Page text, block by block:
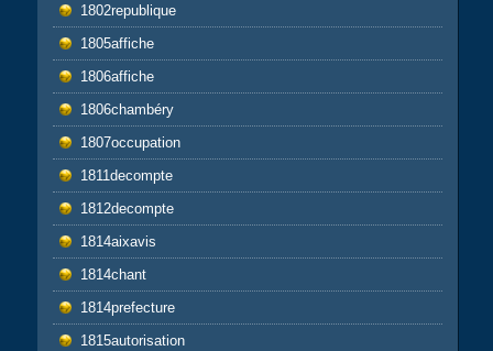
1802republique
1805affiche
1806affiche
1806chambéry
1807occupation
1811decompte
1812decompte
1814aixavis
1814chant
1814prefecture
1815autorisation